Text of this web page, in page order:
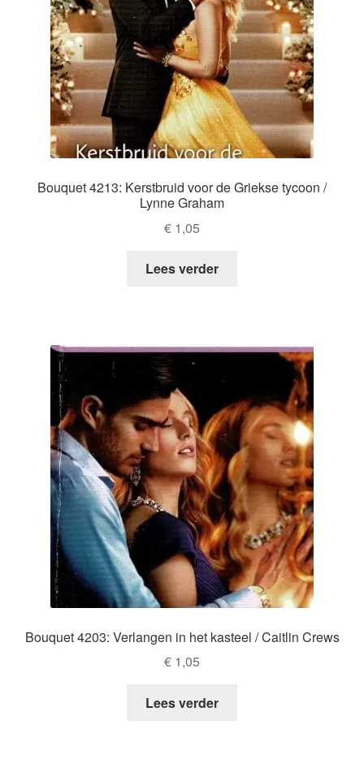
Bouquet 4213: Kerstbruid voor de Griekse tycoon /
Lynne Graham
€ 1,05
Lees verder
Bouquet 4203: Verlangen in het kasteel / Caitlin Crews
€ 1,05
Lees verder